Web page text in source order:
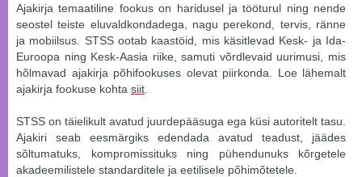
Ajakirja temaatiline fookus on haridusel ja tööturul ning nende
seostel teiste eluvaldkondadega, nagu perekond, tervis, ränne
ja mobiilsus. STSS ootab kaastöid, mis käsitlevad Kesk- ja Ida-
Euroopa ning Kesk-Aasia riike, samuti võrdlevaid uurimusi, mis
hõlmavad ajakirja põhifookuses olevat piirkonda. Loe lähemalt
ajakirja fookuse kohta siit
STSS on täielikult avatud juurdepääsuga ega küsi autoritelt tasu.
Ajakiri seab eesmärgiks edendada avatud teadust, jäädes
sõltumatuks, kompromissituks ning pühendunuks kõrgetele
akadeemilistele standarditele ja eetilisele põhimõtetele.